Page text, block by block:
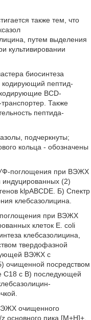
также тем, что
путем выделения
культивировании
биосинтеза
кодирующий пептид-
BCD-
Также
пептида-
подчеркнуты;
кольца - обозначены
поглощения при ВЭЖХ
индуцированных (2)
klpABCDE. Б) Спектр
клебсазолицина.
поглощения при ВЭЖХ
клеток Е. coli
клебсазолицина,
твердофазной
ВЭЖХ с
очищенной посредством
С18 с В) последующей
очищенного
основного пика [М+Н]+,